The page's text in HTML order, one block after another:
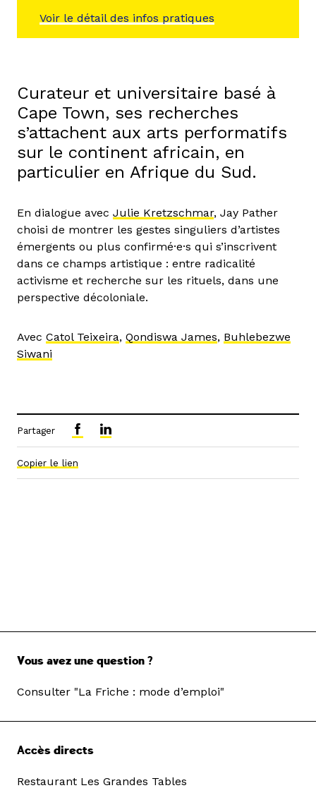
Voir le détail des infos pratiques
Curateur et universitaire basé à
Cape Town, ses recherches
s’attachent aux arts performatifs
sur le continent africain, en
particulier en Afrique du Sud.
En dialogue avec Julie Kretzschmar, Jay Pather
choisi de montrer les gestes singuliers d’artistes
émergents ou plus confirmé·e·s qui s’inscrivent
dans ce champs artistique : entre radicalité
activisme et recherche sur les rituels, dans une
perspective décoloniale.
Avec Catol Teixeira, Qondiswa James, Buhlebezwe
Siwani
Partager
Copier le lien
Vous avez une question ?
Consulter "La Friche : mode d’emploi"
Accès directs
Restaurant Les Grandes Tables